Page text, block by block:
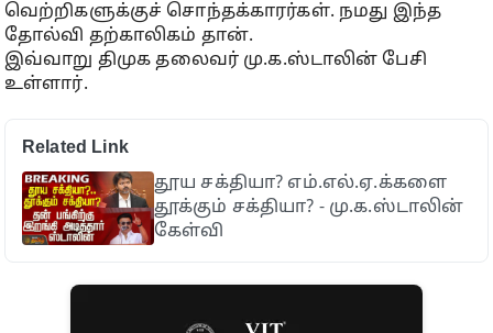
வெற்றிகளுக்குச் சொந்தக்காரர்கள். நமது இந்த
தோல்வி தற்காலிகம் தான்.
இவ்வாறு திமுக தலைவர் மு.க.ஸ்டாலின் பேசி
உள்ளார்.
Related Link
தூய சக்தியா? எம்.எல்.ஏ.க்களை
தூக்கும் சக்தியா? - மு.க.ஸ்டாலின்
கேள்வி